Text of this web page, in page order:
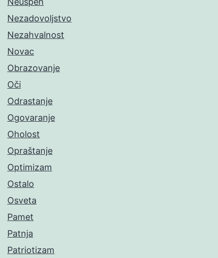
Nezadovoljstvo
Nezahvalnost
Novac
Obrazovanje
Oči
Odrastanje
Ogovaranje
Oholost
Opraštanje
Optimizam
Ostalo
Osveta
Pamet
Patnja
Patriotizam